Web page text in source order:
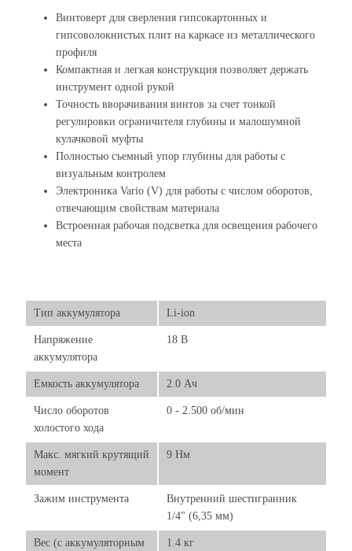
Винтоверт для сверления гипсокартонных и
гипсоволокнистых плит на каркасе из металлического
профиля
Компактная и легкая конструкция позволяет держать
инструмент одной рукой
Точность вворачивания винтов за счет тонкой
регулировки ограничителя глубины и малошумной
кулачковой муфты
Полностью съемный упор глубины для работы с
визуальным контролем
Электроника Vario (V) для работы с числом оборотов,
отвечающим свойствам материала
Встроенная рабочая подсветка для освещения рабочего
места
Тип аккумулятора Li-ion
Напряжение
аккумулятора
18 В
Емкость аккумулятора 2.0 Ач
Число оборотов
холостого хода
0 - 2.500 об/мин
Макс. мягкий крутящий
момент
9 Нм
Зажим инструмента
Внутренний шестигранник
1/4" (6,35 мм)
Вес (с аккумуляторным
1.4 кг